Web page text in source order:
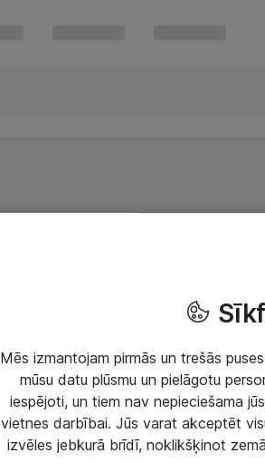
Mēs izmantojam pirmās un trešās
mūsu datu plūsmu un pielāgotu
iespējoti, un tiem nav nepieciešama
vietnes darbībai. Jūs varat akceptēt
izvēles jebkurā brīdī, noklikšķinot